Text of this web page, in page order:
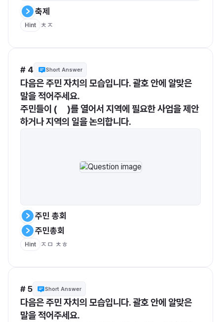
축제
Hint ㅊㅈ
# 4 Short Answer
다음은 주민 자치의 모습입니다. 괄호 안에 알맞은
말을 적어주세요.
주민들이 (     )를 열어서 지역에 필요한 사업을 제안
하거나 지역의 일을 논의합니다.
주민 총회
주민총회
Hint ㅈㅁ ㅊㅎ
# 5 Short Answer
다음은 주민 자치의 모습입니다. 괄호 안에 알맞은
말을 적어주세요.